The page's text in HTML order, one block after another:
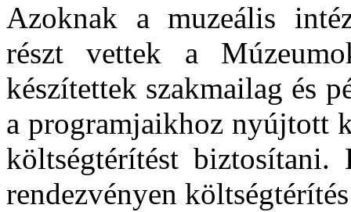
Azoknak a muzeális
részt vettek a
készítettek szakmailag és
a programjaikhoz nyújtott
költségtérítést biztosítani.
rendezvényen